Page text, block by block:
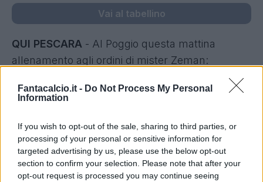
Fantacalcio.it - Do Not Process My Personal
Information
If you wish to opt-out of the sale, sharing to third parties, or
processing of your personal or sensitive information for
targeted advertising by us, please use the below opt-out
section to confirm your selection. Please note that after your
opt-out request is processed you may continue seeing
Vai al tabellino
QUI PESCARA - Al Poggio questa mattina
allenamento agli ordini di mister Zeman:
attivazione, tattica e stretching filnale. Tenuto
precauzionalmente a riposo Caprari per una
in gruppo Campagnaro e Stendardo ma il loro
impiego in difesa lunedì sera rimane in dubbio.
Lavoro differenziato con terapie per Davide
Vitturini, prosegue il proprio programma di